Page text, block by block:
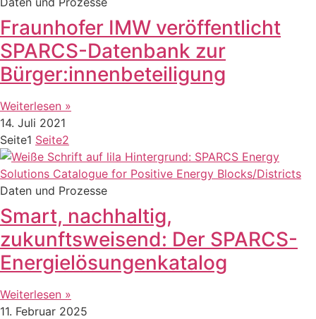
Fraunhofer IMW veröffentlicht
SPARCS-Datenbank zur
Bürger:innenbeteiligung
Weiterlesen »
14. Juli 2021
Seite1 Seite2
Daten und Prozesse
Smart, nachhaltig,
zukunftsweisend: Der SPARCS-
Energielösungenkatalog
Weiterlesen »
11. Februar 2025